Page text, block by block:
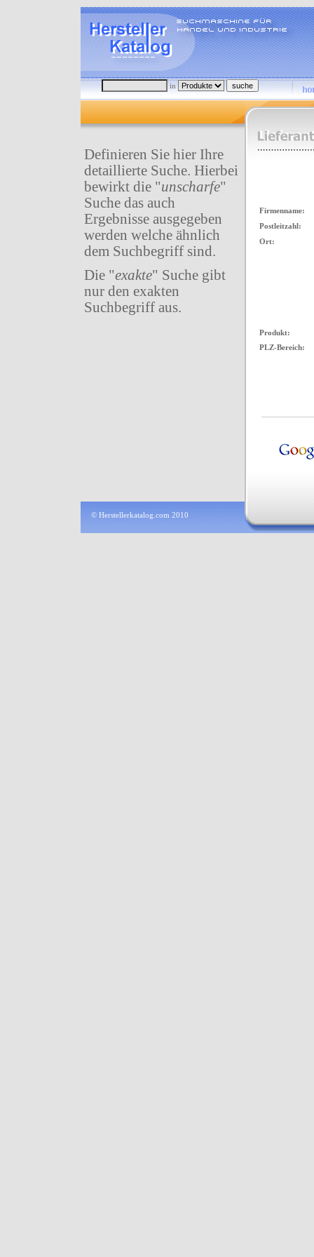
in
Definieren Sie hier Ihre
detaillierte Suche. Hierbei
bewirkt die "unscharfe"
Suche das auch
Ergebnisse ausgegeben
werden welche ähnlich
dem Suchbegriff sind.
Die "exakte" Suche gibt
nur den exakten
Suchbegriff aus.
Firmenname:
Postleitzahl:
Ort:
Produkt:
PLZ-Bereich:
© Herstellerkatalog.com 2010